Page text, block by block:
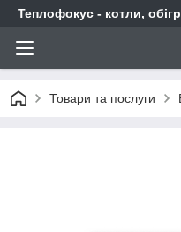
Теплофокус - котли,
Товари та послуги